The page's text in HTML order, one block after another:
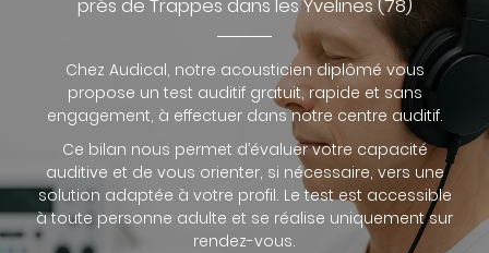
près de Trappes dans les Yvelines (78)
Chez Audical, notre acousticien diplômé vous
propose un test auditif gratuit, rapide et sans
engagement, à effectuer dans notre centre auditif.
Ce bilan nous permet d’évaluer votre capacité
auditive et de vous orienter, si nécessaire, vers une
solution adaptée à votre profil. Le test est accessible
à toute personne adulte et se réalise uniquement sur
rendez-vous.